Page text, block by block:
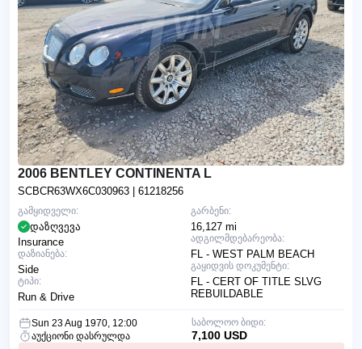
2006 BENTLEY CONTINENTA L
SCBCR63WX6C030963 | 61218256
გარბენი:
16,127 mi
ადგილმდებარეობა:
FL - WEST PALM BEACH
გაყიდვის დოკუმენტი:
FL - CERT OF TITLE SLVG
REBUILDABLE
გამყიდველი:
დაზღვევა
Insurance
დაზიანება:
Side
ტიპი:
Run & Drive
Sun 23 Aug 1970, 12:00
აუქციონი დასრულდა
საბოლოო ბიდი:
7,100 USD